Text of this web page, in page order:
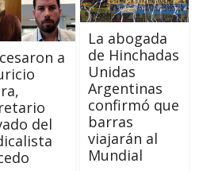
a
del
La abogada
de Hinchadas
Unidas
Argentinas
confirmó que
barras
viajarán al
Mundial